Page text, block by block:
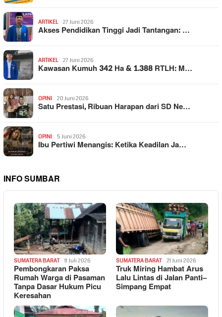
ARTIKEL 27 Juni 2026
Akses Pendidikan Tinggi Jadi Tantangan: …
ARTIKEL 27 Juni 2026
Kawasan Kumuh 342 Ha & 1.388 RTLH: M…
OPINI 20 Juni 2026
Satu Prestasi, Ribuan Harapan dari SD Ne…
OPINI 5 Juni 2026
Ibu Pertiwi Menangis: Ketika Keadilan Ja…
INFO SUMBAR
SUMATERA BARAT 11 Juli 2026
Pembongkaran Paksa
Rumah Warga di Pasaman
Tanpa Dasar Hukum Picu
Keresahan
SUMATERA BARAT 21 Juni 2026
Truk Miring Hambat Arus
Lalu Lintas di Jalan Panti–
Simpang Empat